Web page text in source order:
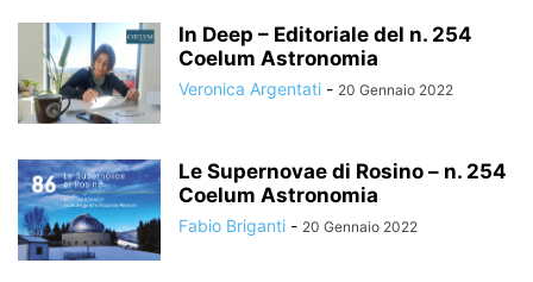
In Deep – Editoriale del n. 254
Coelum Astronomia
Veronica Argentati - 20 Gennaio 2022
Le Supernovae di Rosino – n. 254
Coelum Astronomia
Fabio Briganti - 20 Gennaio 2022